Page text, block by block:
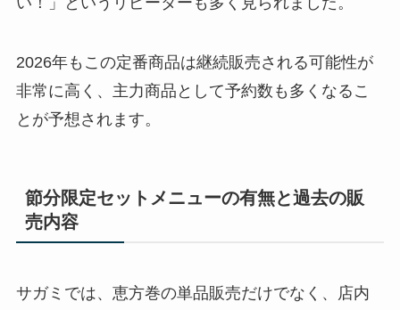
2026年もこの定番商品は継続販売される可能性が
非常に高く、主力商品として予約数も多くなるこ
とが予想されます。
節分限定セットメニューの有無と過去の販
売内容
サガミでは、恵方巻の単品販売だけでなく、店内